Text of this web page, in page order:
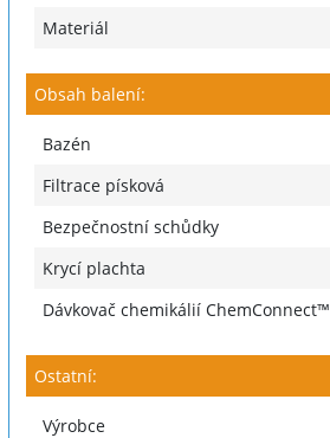
Materiál
Obsah balení:
Bazén
Filtrace písková
Bezpečnostní schůdky
Krycí plachta
Dávkovač chemikálií ChemConnect™
Ostatní:
Výrobce